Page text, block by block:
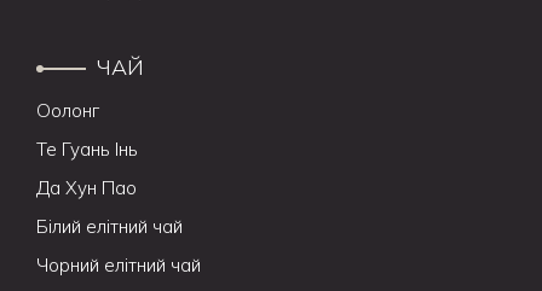
ЧАЙ
Оолонг
Те Гуань Інь
Да Хун Пао
Білий елітний чай
Чорний елітний чай